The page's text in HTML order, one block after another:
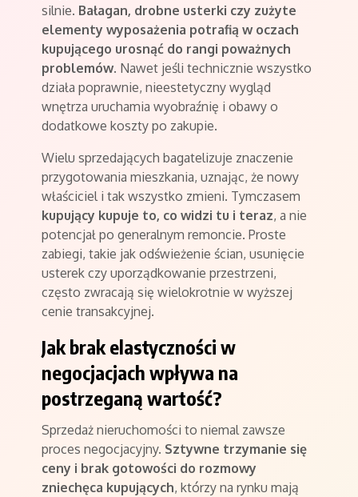
silnie. Bałagan, drobne usterki czy zużyte
elementy wyposażenia potrafią w oczach
kupującego urosnąć do rangi poważnych
problemów. Nawet jeśli technicznie wszystko
działa poprawnie, nieestetyczny wygląd
wnętrza uruchamia wyobraźnię i obawy o
dodatkowe koszty po zakupie.
Wielu sprzedających bagatelizuje znaczenie
przygotowania mieszkania, uznając, że nowy
właściciel i tak wszystko zmieni. Tymczasem
kupujący kupuje to, co widzi tu i teraz, a nie
potencjał po generalnym remoncie. Proste
zabiegi, takie jak odświeżenie ścian, usunięcie
usterek czy uporządkowanie przestrzeni,
często zwracają się wielokrotnie w wyższej
cenie transakcyjnej.
Jak brak elastyczności w
negocjacjach wpływa na
postrzeganą wartość?
Sprzedaż nieruchomości to niemal zawsze
proces negocjacyjny. Sztywne trzymanie się
ceny i brak gotowości do rozmowy
zniechęca kupujących, którzy na rynku mają